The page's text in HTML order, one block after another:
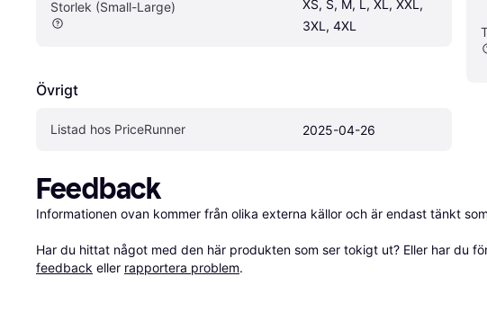
Storlek (Small-Large)
XS, S, M, L, XL, XXL,
3XL, 4XL
Övrigt
Listad hos PriceRunner 2025-04-26
Feedback
Informationen ovan kommer från olika externa källor och är endast tänkt
Har du hittat något med den här produkten som ser tokigt ut? Eller har du
feedback eller rapportera problem.